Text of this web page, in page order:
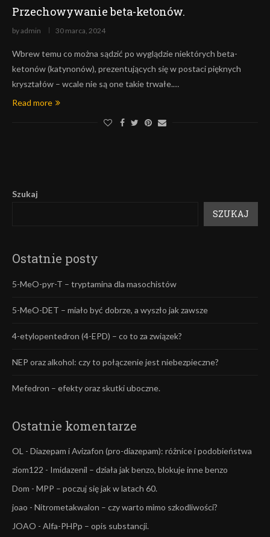
Przechowywanie beta-ketonów.
byadmin 30 marca, 2024
Wbrew temu co można sądzić po wyglądzie niektórych beta-
ketonów (katynonów), prezentujących się w postaci pięknych
kryształów – wcale nie są one takie trwałe.…
Read more
Szukaj
SZUKAJ
Ostatnie posty
5-MeO-pyr-T – tryptamina dla masochistów
5-MeO-DET – miało być dobrze, a wyszło jak zawsze
4-etylopentedron (4-EPD) – co to za związek?
NEP oraz alkohol: czy to połączenie jest niebezpieczne?
Mefedron – efekty oraz skutki uboczne.
Ostatnie komentarze
OL - Diazepam i Avizafon (pro-diazepam): różnice i podobieństwa
ziom122 - Imidazenil – działa jak benzo, blokuje inne benzo
Dom - MPP – poczuj się jak w latach 60.
joao - Nitrometakwalon – czy warto mimo szkodliwości?
JOAO - Alfa-PHPp – opis substancji.